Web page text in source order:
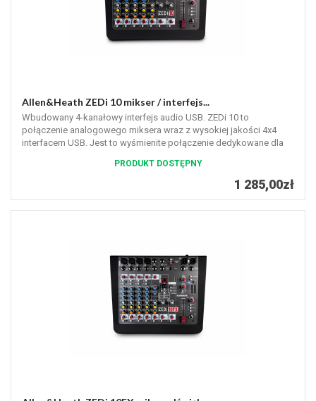
Allen&Heath ZEDi 10 mikser / interfejs...
Wbudowany 4-kanałowy interfejs audio USB. ZEDi 10 to
połączenie analogowego miksera wraz z wysokiej jakości 4x4
interfacem USB. Jest to wyśmienite połączenie dedykowane dla
PRODUKT DOSTĘPNY
1 285,00zł